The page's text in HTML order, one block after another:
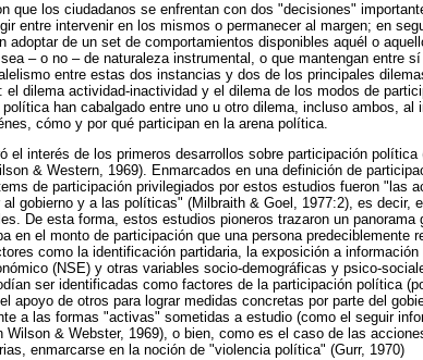
que los ciudadanos se enfrentan con dos "decisiones"
entre intervenir en los mismos o permanecer al margen; en
adoptar de un set de comportamientos disponibles aquél o
– o no – de naturaleza instrumental, o que mantengan entre
entre estas dos instancias y dos de los principales
dilema actividad-inactividad y el dilema de los modos de
han cabalgado entre uno u otro dilema, incluso ambos, al
cómo y por qué participan en la arena política.
el interés de los primeros desarrollos sobre participación
& Western, 1969). Enmarcados en una definición de
de participación privilegiados por estos estudios fueron "las
gobierno y a las políticas" (Milbraith & Goel, 1977:2), es decir,
De esta forma, estos estudios pioneros trazaron un panorama
en el monto de participación que una persona predeciblemente
como la identificación partidaria, la exposición a
(NSE) y otras variables socio-demográficas y psico-
ser identificadas como factores de la participación política
apoyo de otros para lograr medidas concretas por parte del
a las formas "activas" sometidas a estudio (como el seguir
& Webster, 1969), o bien, como es el caso de las
enmarcarse en la noción de "violencia política" (Gurr, 1970)